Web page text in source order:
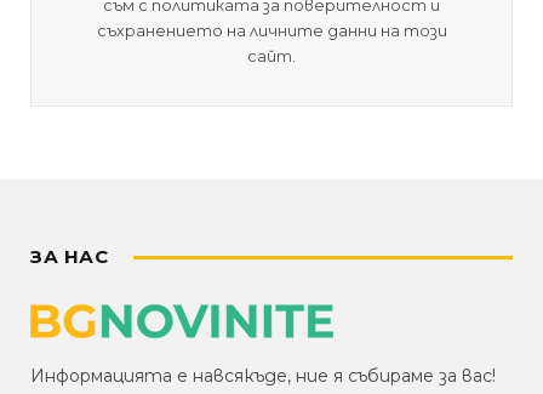
съм с политиката за поверителност и
съхранението на личните данни на този
сайт.
ЗА НАС
Информацията е навсякъде, ние я събираме за вас!